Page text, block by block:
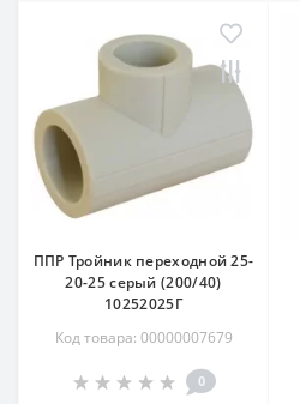
ППР Тройник переходной 25-
20-25 серый (200/40)
10252025Г
Код товара: 00000007679
0